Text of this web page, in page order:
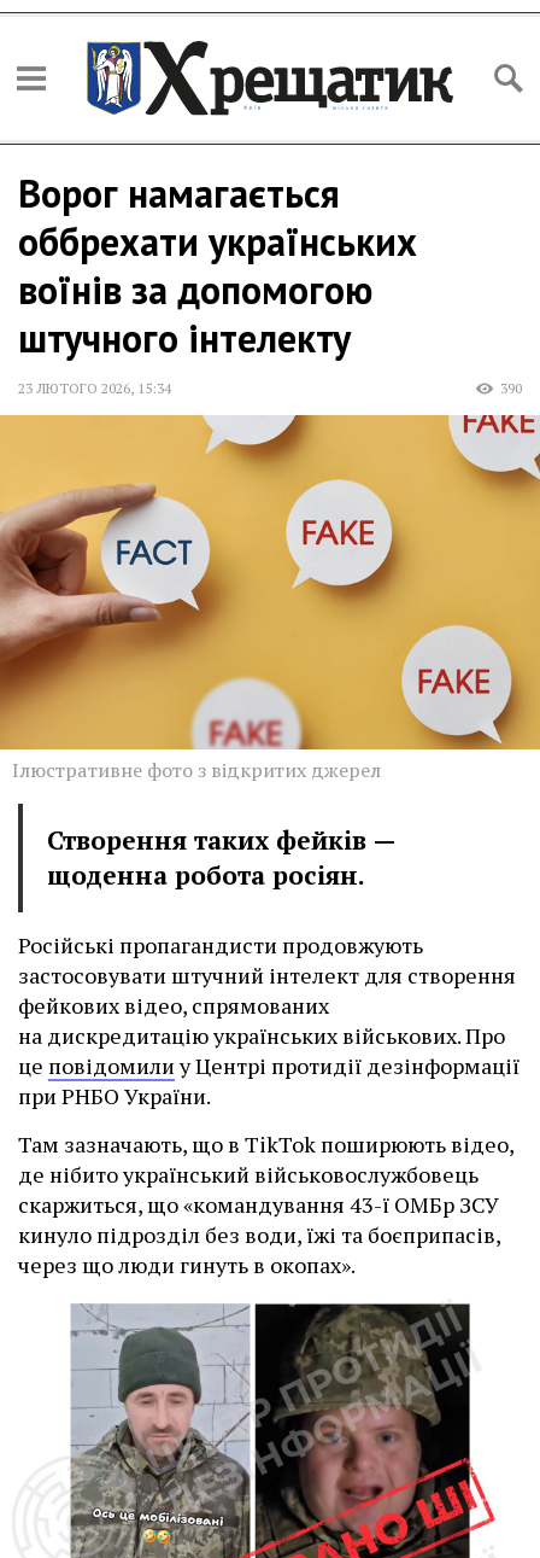
Ворог намагається
оббрехати українських
воїнів за допомогою
штучного інтелекту
23 ЛЮТОГО 2026, 15:34 390
Ілюстративне фото з відкритих джерел
Створення таких фейків —
щоденна робота росіян.
Російські пропагандисти продовжують
застосовувати штучний інтелект для створення
фейкових відео, спрямованих
на дискредитацію українських військових. Про
це повідомилиу Центрі протидії дезінформації
при РНБО України.
Там зазначають, що в TikTok поширюють відео,
де нібито український військовослужбовець
скаржиться, що «командування 43-ї ОМБр ЗСУ
кинуло підрозділ без води, їжі та боєприпасів,
через що люди гинуть в окопах».